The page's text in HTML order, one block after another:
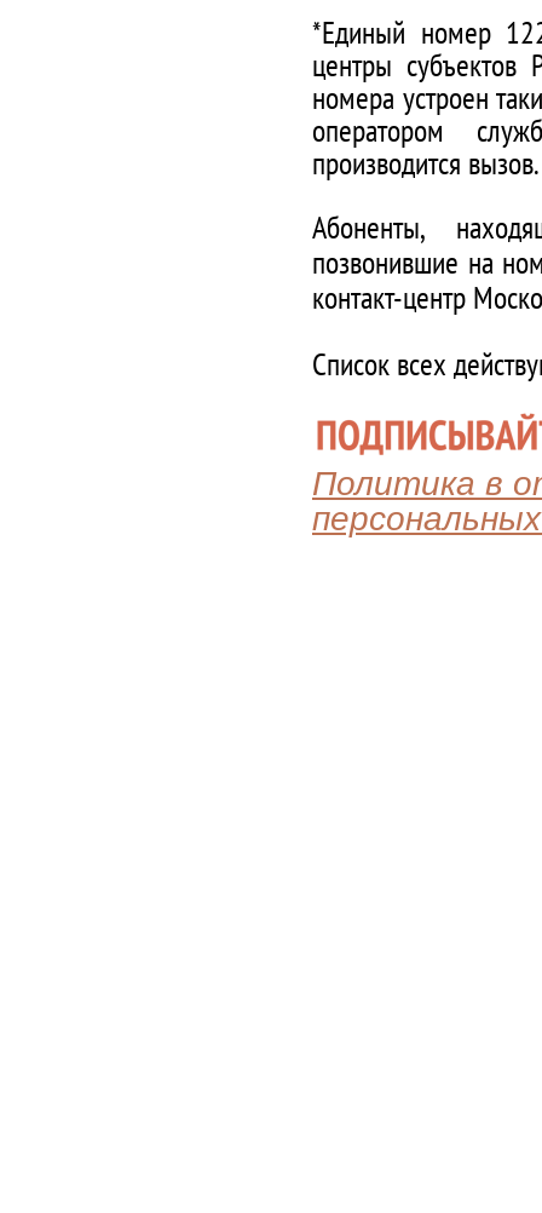
*Единый номер
центры субъектов
номера устроен
оператором
производится вызов.
Абоненты,
позвонившие на
контакт-центр
Список всех
Политика в